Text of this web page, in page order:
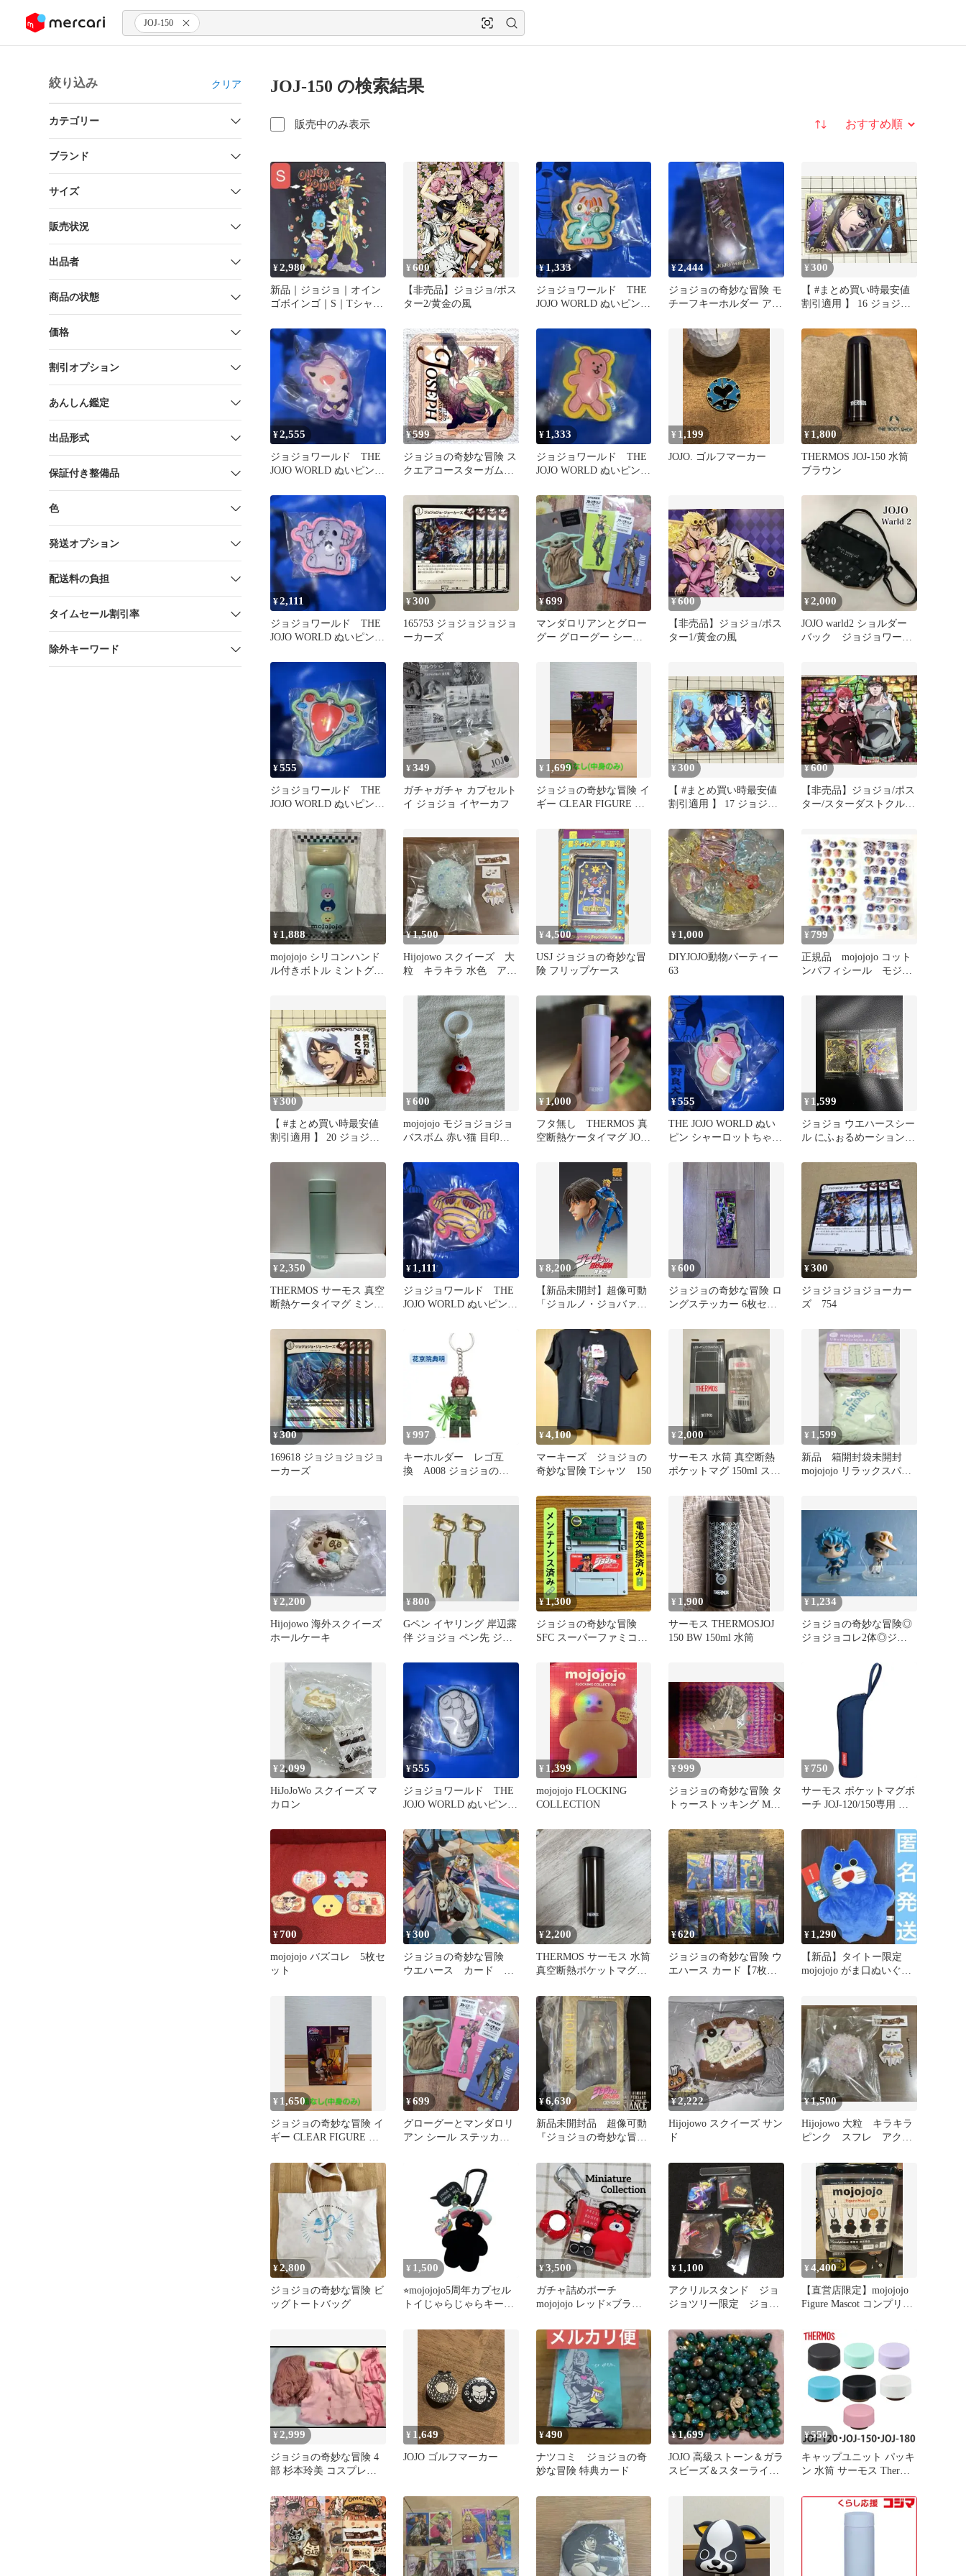
ツにスキップ JOJ-150
絞り込み クリア
カテゴリー
ブランド
サイズ
販売状況
出品者
商品の状態
価格
割引オプション
あんしん鑑定
出品形式
保証付き整備品
色
発送オプション
配送料の負担
タイムセール割引率
除外キーワード
JOJ-150 の検索結果
販売中のみ表示 並び替え
¥2,980
新品｜ジョジョ｜オイン
ゴボインゴ｜S｜Tシャツ
¥600
【非売品】ジョジョ/ポス
ター2/黄金の風
¥1,333
ジョジョワールド THE
JOJO WORLD ぬいピン
¥2,444
ジョジョの奇妙な冒険 モ
チーフキーホルダー アバ
¥300
【 #まとめ買い時最安値
割引適用 】 16 ジョジョ
¥2,555
ジョジョワールド THE
JOJO WORLD ぬいピン
¥599
ジョジョの奇妙な冒険 ス
クエアコースターガム
¥ 1,333
ジョジョワールド THE
JOJO WORLD ぬいピン
¥ 1,199
JOJO. ゴルフマーカー
¥ 1,800
THERMOS JOJ-150 水筒
ブラウン
¥2,111
ジョジョワールド THE
JOJO WORLD ぬいピン
¥300
165753 ジョジョジョジョ
ーカーズ
¥699
マンダロリアンとグロー
グー グローグー シール
¥600
【非売品】ジョジョ/ポス
ター1/黄金の風
¥2,000
JOJO warld2 ショルダー
バック ジョジョワール
¥555
ジョジョワールド THE
JOJO WORLD ぬいピン
¥349
ガチャガチャ カプセルト
イ ジョジョ イヤーカフ
¥ 1,699
ジョジョの奇妙な冒険 イ
ギー CLEAR FIGURE ア
¥300
【 #まとめ買い時最安値
割引適用 】 17 ジョジョ
ール
¥600
【非売品】ジョジョ/ポス
ター/スターダストクルセ
¥ 1,888
mojojojo シリコンハンド
ル付きボトル ミントグリ
¥1,500
Hijojowo スクイーズ 大
粒 キラキラ 水色 アク
¥4,500
USJ ジョジョの奇妙な冒
険 フリップケース
¥ 1,000
DIYJOJO動物パーティー
63
¥799
正規品 mojojojo コット
ンパフィシール モジョ
¥300
【 #まとめ買い時最安値
割引適用 】 20 ジョジョ
ポート
¥600
mojojojo モジョジョジョ
バスボム 赤い猫 目印チ
¥ 1,000
フタ無し THERMOS 真
空断熱ケータイマグ JOJ-
¥555
THE JOJO WORLD ぬい
ピン シャーロットちゃん
¥ 1,599
ジョジョ ウエハースシー
ル にふぉるめーション 2
¥2,350
THERMOS サーモス 真空
断熱ケータイマグ ミント
¥ 1,111
ジョジョワールド THE
JOJO WORLD ぬいピン
¥8,200
【新品未開封】超像可動
「ジョルノ・ジョバァー
ョの奇妙な冒険 第5
部』 塗装済可動フィギ
ュア ［メディコス・エ
ンタテインメント］
¥600
ジョジョの奇妙な冒険 ロ
ングステッカー 6枚セッ
¥300
ジョジョジョジョーカー
ズ 754
¥300
169618 ジョジョジョジョ
ーカーズ
¥ 997
キーホルダー レゴ互
換 A008 ジョジョの奇
¥4,100
マーキーズ ジョジョの
奇妙な冒険 Tシャツ 150
¥ 2,000
サーモス 水筒 真空断熱
ポケットマグ 150ml スモ
¥ 1,599
新品 箱開封袋未開封
mojojojo リラックスパン
¥ 2,200
Hijojowo 海外スクイーズ
ホールケーキ
¥800
Gペン イヤリング 岸辺露
伴 ジョジョ ペン先 ジョ
レ
¥1,300
ジョジョの奇妙な冒険
SFC スーパーファミコ
¥ 1,900
サーモス THERMOSJOJ
150 BW 150ml 水筒
¥ 1,234
ジョジョの奇妙な冒険◎
ジョジョコレ2体◎ジョ
¥ 2,099
HiJoJoWo スクイーズ マ
カロン
¥555
ジョジョワールド THE
JOJO WORLD ぬいピン
¥ 1,399
mojojojo FLOCKING
COLLECTION
¥999
ジョジョの奇妙な冒険 タ
トゥーストッキング M-L
¥ 750
サーモス ポケットマグポ
ーチ JOJ-120/150専用 ネ
¥700
mojojojo バズコレ 5枚セ
ット
¥300
ジョジョの奇妙な冒険
ウエハース カード ジ
¥2,200
THERMOS サーモス 水筒
真空断熱ポケットマグ
¥620
ジョジョの奇妙な冒険 ウ
エハース カード【7枚セ
¥ 1,290
【新品】タイトー限定
mojojojo がま口ぬいぐる
¥ 1,650
ジョジョの奇妙な冒険 イ
ギー CLEAR FIGURE ア
¥699
グローグーとマンダロリ
アン シール ステッカー
¥6,630
新品未開封品 超像可動
『ジョジョの奇妙な冒険
ル・ホース」
¥2,222
Hijojowo スクイーズ サン
ド
¥1,500
Hijojowo 大粒 キラキラ
ピンク スフレ アクリ
¥2,800
ジョジョの奇妙な冒険 ビ
ッグトートバッグ
¥ 1,500
⭐︎mojojojo5周年カプセル
トイじゃらじゃらキーホ
¥3,500
ガチャ詰めポーチ
mojojojo レッド×ブラッ
¥ 1,100
アクリルスタンド ジョ
ジョツリー限定 ジョジ
¥4,400
【直営店限定】mojojojo
Figure Mascot コンプリー
¥2,999
ジョジョの奇妙な冒険 4
部 杉本玲美 コスプレ衣
¥ 1,649
JOJO ゴルフマーカー
¥490
ナツコミ ジョジョの奇
妙な冒険 特典カード
¥1,699
JOJO 高級ストーン＆ガラ
スビーズ＆スターライト
魂〉
¥550
キャップユニット パッキ
ン 水筒 サーモス Thermos
（ パッキン付き キャッ
プ のみ 専用パーツ JOJ-
120 JOJ-150 JOJ-180 ふた